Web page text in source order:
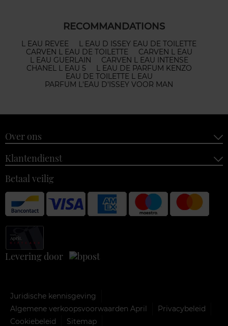
RECOMMANDATIONS
L EAU REVEE
L EAU D ISSEY EAU DE TOILETTE
CARVEN L EAU DE TOILETTE
CARVEN L EAU
L EAU GUERLAIN
CARVEN L EAU INTENSE
CHANEL L EAU 5
L EAU DE PARFUM KENZO
EAU DE TOILETTE L EAU
PARFUM L'EAU D'ISSEY VOOR MAN
Over ons
Klantendienst
Betaal veilig
Levering door
Juridische kennisgeving
Algemene verkoopsvoorwaarden April
Privacybeleid
Cookiebeleid
Sitemap